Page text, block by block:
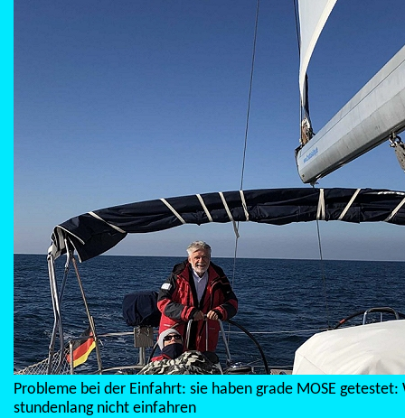
Probleme bei der Einfahrt: sie haben grade MOSE getestet:
stundenlang nicht einfahren